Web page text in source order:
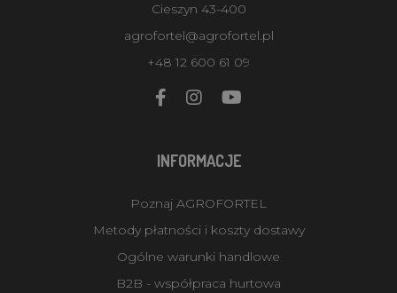
Cieszyn 43-400
agrofortel@agrofortel.pl
+48 12 600 61 09
INFORMACJE
Poznaj AGROFORTEL
Metody płatności i koszty dostawy
Ogólne warunki handlowe
B2B - współpraca hurtowa